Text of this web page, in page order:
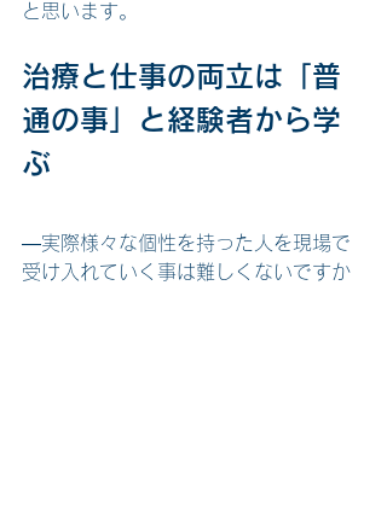
と思います。
治療と仕事の両立は「普
通の事」と経験者から学
ぶ
―実際様々な個性を持った人を現場で
受け入れていく事は難しくないですか